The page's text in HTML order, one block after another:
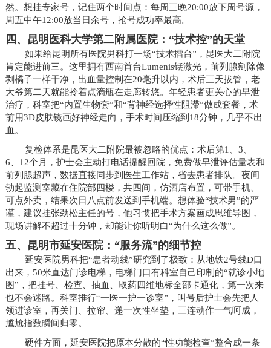
然。想挂专家号，记住两个时间点：每周三晚20:00放下周号源，
周五中午12:00放当日余号，抢号成功率最高。
四、昆明医科大学第二附属医院：“技术控”的天堂
如果给昆明所有医院男科打一场“技术擂台”，昆医大二附院
肯定能进前三。这里拥有西南首台Lumenis铥激光，前列腺剜除像
剥橘子一样干净，出血量控制在20毫升以内，术后三天拔管，老
大爷第二天就能拎着点滴瓶在走廊转悠。年轻患者更关心的早泄
治疗，科室把“内置生物套”和“背神经选择性阻滞”做成套餐，术
前用3D皮肤镜画好神经走向，手术时间压缩到18分钟，几乎不出
血。
复检体系是昆医大二附院最被忽略的优点：术后第1、3、
6、12个月，护士会主动打电话提醒回院，免费做早泄评估量表和
前列腺超声，数据直接同步到医生工作站，省去患者排队。夜间
勃起监测室藏在住院部四楼，共四间，仿酒店布置，可带手机、
可点外卖，结果次日八点前发送到手机端。想体验“技术男”的严
谨，建议挂张劲松主任的号，他习惯把手术方案画成思维导图，
现场讲解不超过十分钟，却能让你听明白“为什么这么做”。
五、昆明市延安医院：“服务流”的细节控
延安医院男科把“患者动线”研究到了极致：从地铁2号线D口
出来，50米直达门诊电梯，电梯门口有科室自己印制的“就诊小地
图”，把挂号、检查、抽血、取药四维地标全部卡通化，第一次来
也不会迷路。科室推行“一医一护一诊室”，叫号后护士会先把人
领进诊室，再关门、拉帘、递一次性坐垫，三连动作一气呵成，
尴尬指数瞬间归零。
硬件方面，延安医院把原本分散的“性功能检查”整合成一条